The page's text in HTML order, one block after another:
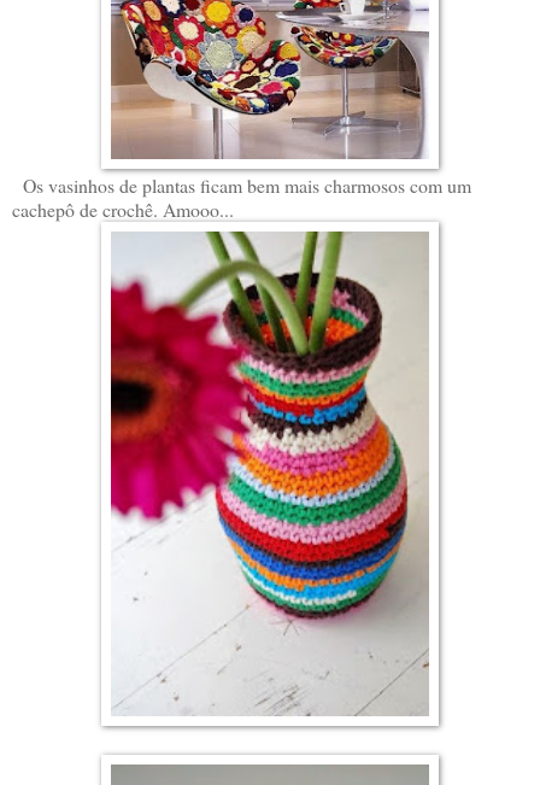
Os vasinhos de plantas ficam bem mais charmosos com um
cachepô de crochê. Amooo...